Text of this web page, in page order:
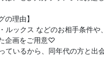
の理由】
ルックス などのお相手条件や
企画をご用意♡
ているから、同年代の方と出